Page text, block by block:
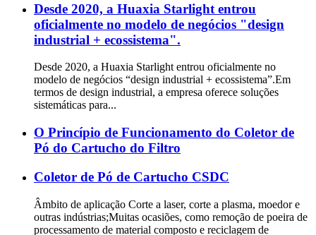
Desde 2020, a Huaxia Starlight entrou
oficialmente no modelo de negócios "design
industrial + ecossistema".
Desde 2020, a Huaxia Starlight entrou oficialmente no
modelo de negócios “design industrial + ecossistema”.Em
termos de design industrial, a empresa oferece soluções
sistemáticas para...
O Princípio de Funcionamento do Coletor de
Pó do Cartucho do Filtro
Coletor de Pó de Cartucho CSDC
Âmbito de aplicação Corte a laser, corte a plasma, moedor e
outras indústrias;Muitas ocasiões, como remoção de poeira de
processamento de material composto e reciclagem de